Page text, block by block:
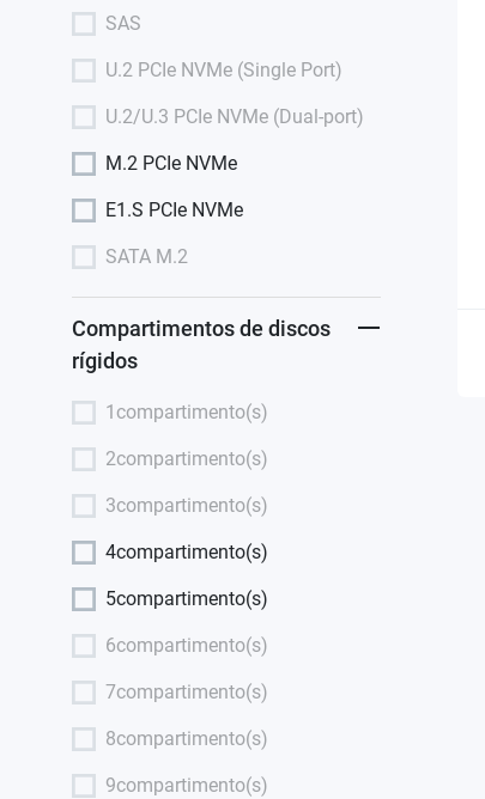
SAS
U.2 PCIe NVMe (Single Port)
U.2/U.3 PCIe NVMe (Dual-port)
M.2 PCIe NVMe
E1.S PCIe NVMe
SATA M.2
Compartimentos de discos
rígidos
1compartimento(s)
2compartimento(s)
3compartimento(s)
4compartimento(s)
5compartimento(s)
6compartimento(s)
7compartimento(s)
8compartimento(s)
9compartimento(s)